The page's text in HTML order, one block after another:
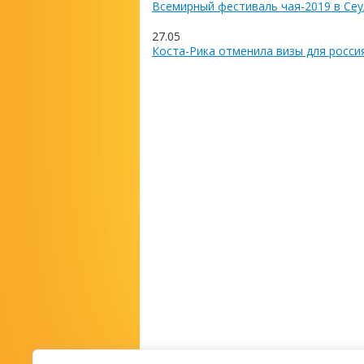
Всемирный фестиваль чая-2019 в
27.05
Коста-Рика отменила визы для